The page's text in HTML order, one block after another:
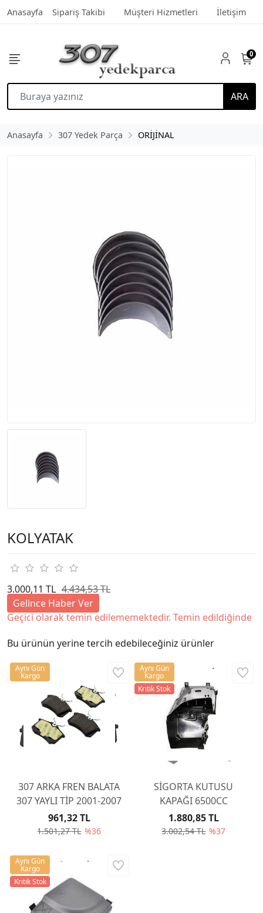
Anasayfa Sipariş Takibi Müşteri Hizmetleri İletişim
ARA
0
Anasayfa 307 Yedek Parça ORİJİNAL
KOLYATAK
3.000,11 TL 4.434,53 TL
Gelince Haber Ver
Geçici olarak temin edilememektedir. Temin edildiğinde
Bu ürünün yerine tercih edebileceğiniz ürünler
307 ARKA FREN BALATA
307 YAYLI TİP 2001-2007
1.501,27 TL %36
961,32 TL
Aynı Gün
Kargo
SİGORTA KUTUSU
KAPAĞI 6500CC
3.002,54 TL %37
1.880,85 TL
Aynı Gün
Kargo
Kritik Stok
Aynı Gün
Kargo
Kritik Stok